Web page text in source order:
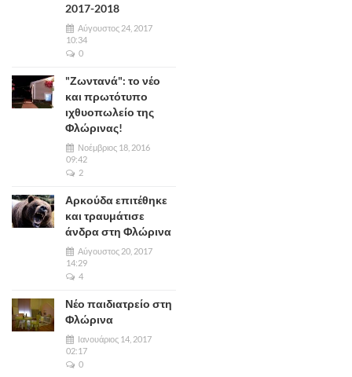
2017-2018
Αύγουστος 24, 2017
10:34
0
"Ζωντανά": το νέο
και πρωτότυπο
ιχθυοπωλείο της
Φλώρινας!
Νοέμβριος 18, 2016
09:42
2
Αρκούδα επιτέθηκε
και τραυμάτισε
άνδρα στη Φλώρινα
Αύγουστος 20, 2017
14:29
4
Νέο παιδιατρείο στη
Φλώρινα
Ιανουάριος 14, 2017
02:17
0